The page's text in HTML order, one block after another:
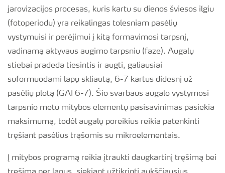
jarovizacijos procesas, kuris kartu su dienos šviesos ilgiu
(fotoperiodu) yra reikalingas tolesniam pasėlių
vystymuisi ir perėjimui į kitą formavimosi tarpsnį,
vadinamą aktyvaus augimo tarpsniu (faze). Augalų
stiebai pradeda tiesintis ir augti, galiausiai
suformuodami lapų skliautą, 6-7 kartus didesnį už
pasėlių plotą (GAI 6-7). Šio svarbaus augalo vystymosi
tarpsnio metu mitybos elementų pasisavinimas pasiekia
maksimumą, todėl augalų poreikius reikia patenkinti
tręšiant pasėlius trąšomis su mikroelementais.
Į mitybos programą reikia įtraukti daugkartinį tręšimą bei